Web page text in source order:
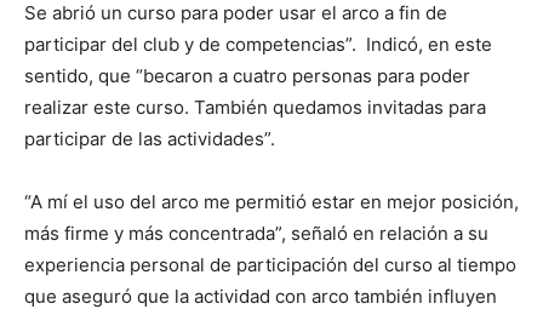
Se abrió un curso para poder usar el arco a fin de
participar del club y de competencias”. Indicó, en este
sentido, que “becaron a cuatro personas para poder
realizar este curso. También quedamos invitadas para
participar de las actividades”.
“A mí el uso del arco me permitió estar en mejor posición,
más firme y más concentrada”, señaló en relación a su
experiencia personal de participación del curso al tiempo
que aseguró que la actividad con arco también influyen